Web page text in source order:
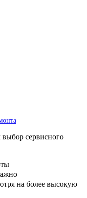
сервисного
на более высокую